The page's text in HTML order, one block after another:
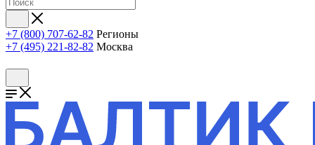
+7 (800) 707-62-82 Регионы
+7 (495) 221-82-82 Москва